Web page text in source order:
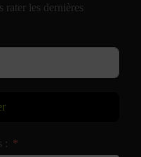
rater les dernières
: